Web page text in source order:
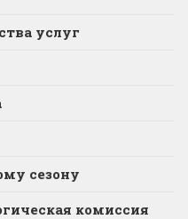
услуг
сезону
комиссия